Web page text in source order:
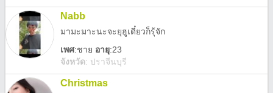
Nabb
มามะมาะนะจะยุฮูเดี๋ยวก็รุ้จัก
เพศ:ชาย อายุ:23
จังหวัด: ปราจีนบุรี
Christmas